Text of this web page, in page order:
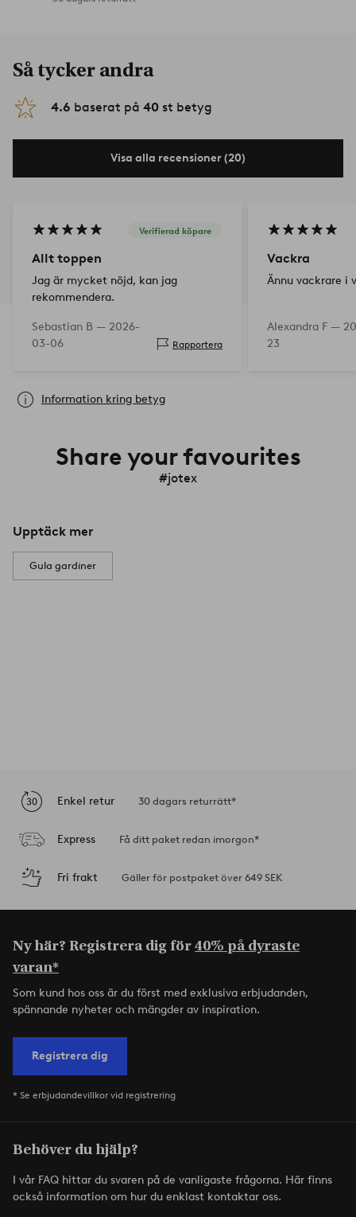
Så tycker andra
4.6 baserat på 40 st betyg
Visa alla recensioner (20)
Verifierad köpare
Allt toppen
Jag är mycket nöjd, kan jag
rekommendera.
Sebastian B — 2026-
03-06
Rapportera
Vackra
Ännu vackrare i
Alexandra F —
23
Information kring betyg
Share your favourites
#jotex
Upptäck mer
Gula gardiner
Enkel retur 30 dagars returrätt*
Express Få ditt paket redan imorgon*
Fri frakt Gäller för postpaket över 649 SEK
Ny här? Registrera dig för40% på dyraste
varan*
Som kund hos oss är du först med exklusiva erbjudanden,
spännande nyheter och mängder av inspiration.
Registrera dig
* Se erbjudandevillkor vid registrering
Behöver du hjälp?
I vår FAQ hittar du svaren på de vanligaste frågorna. Här finns
också information om hur du enklast kontaktar oss.